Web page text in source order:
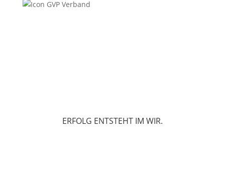
ERFOLG ENTSTEHT IM WIR.